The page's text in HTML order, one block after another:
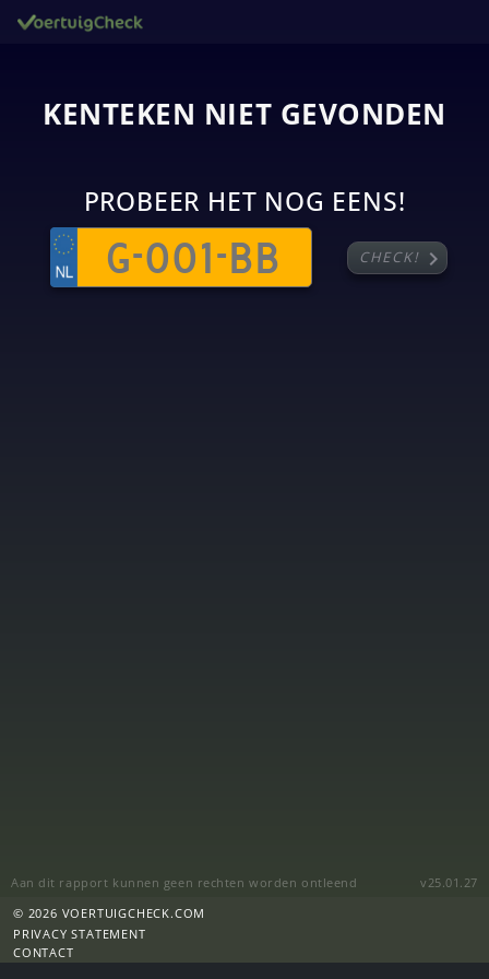
KENTEKEN NIET GEVONDEN
PROBEER HET NOG EENS!
CHECK! chevron_right
Aan dit rapport kunnen geen rechten worden ontleend
v25.01.27
© 2026 VOERTUIGCHECK.COM
PRIVACY STATEMENT
CONTACT